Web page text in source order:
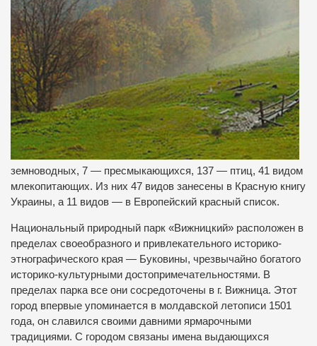
земноводных, 7 — пресмыкающихся, 137 — птиц, 41 видом
млекопитающих. Из них 47 видов занесены в Красную книгу
Украины, а 11 видов — в Европейский красный список.
Национальный природный парк «Вижницкий» расположен в
пределах своеобразного и привлекательного историко-
этнографического края — Буковины, чрезвычайно богатого
историко-культурными достопримечательностями. В
пределах парка все они сосредоточены в г. Вижница. Этот
город впервые упоминается в молдавской летописи 1501
года, он славился своими давними ярмарочными
традициями. С городом связаны имена выдающихся